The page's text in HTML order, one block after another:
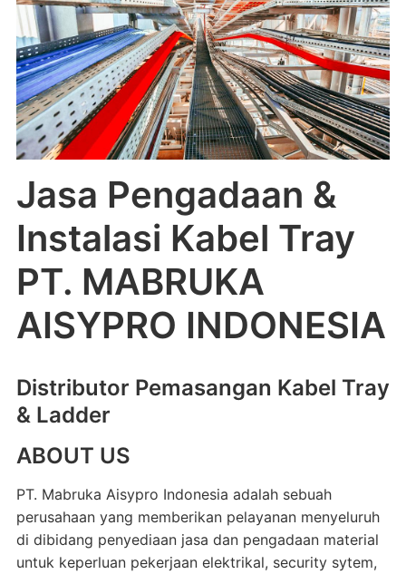
Jasa Pengadaan &
Instalasi Kabel Tray
PT. MABRUKA
AISYPRO INDONESIA
Distributor Pemasangan Kabel Tray
& Ladder
ABOUT US
PT. Mabruka Aisypro Indonesia adalah sebuah
perusahaan yang memberikan pelayanan menyeluruh
di dibidang penyediaan jasa dan pengadaan material
untuk keperluan pekerjaan elektrikal, security sytem,